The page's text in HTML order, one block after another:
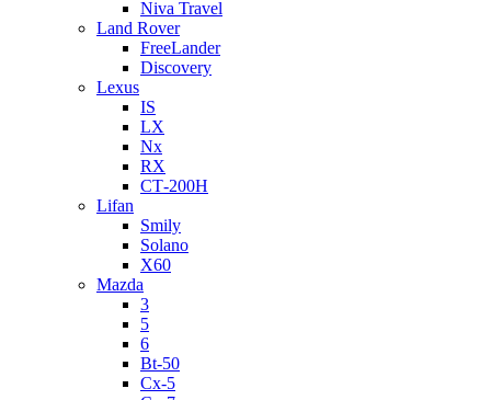
Niva Travel
Land Rover
FreeLander
Discovery
Lexus
IS
LX
Nx
RX
СТ-200H
Lifan
Smily
Solano
X60
Mazda
3
5
6
Bt-50
Cx-5